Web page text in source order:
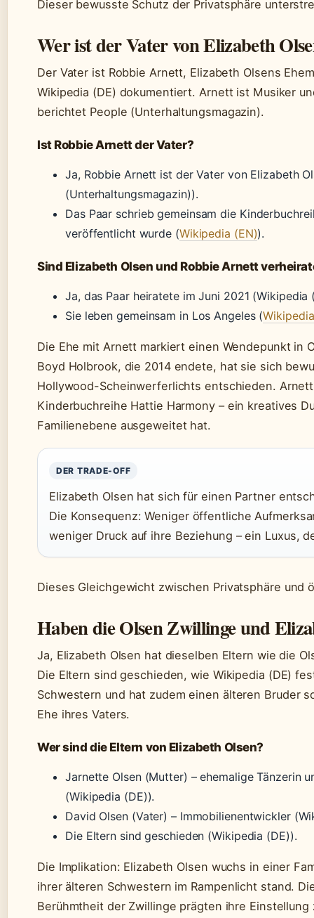
Dieser bewusste Schutz der Privatsphäre
Wer ist der Vater von Elizabeth
Der Vater ist Robbie Arnett, Elizabeth Olsens
Wikipedia (DE) dokumentiert. Arnett ist Musiker
berichtet People (Unterhaltungsmagazin).
Ist Robbie Arnett der Vater?
Ja, Robbie Arnett ist der Vater von Elizabeth
(Unterhaltungsmagazin)).
Das Paar schrieb gemeinsam die
veröffentlicht wurde (Wikipedia (EN)).
Sind Elizabeth Olsen und Robbie Arnett
Ja, das Paar heiratete im Juni 2021 (Wikipedia
Sie leben gemeinsam in Los Angeles (
Die Ehe mit Arnett markiert einen Wendepunkt in
Boyd Holbrook, die 2014 endete, hat sie sich
Hollywood-Scheinwerferlichts entschieden.
Kinderbuchreihe Hattie Harmony – ein kreatives
Familienebene ausgeweitet hat.
DER TRADE-OFF
Elizabeth Olsen hat sich für einen Partner
Die Konsequenz: Weniger öffentliche
weniger Druck auf ihre Beziehung – ein Luxus,
Dieses Gleichgewicht zwischen Privatsphäre
Haben die Olsen Zwillinge und
Ja, Elizabeth Olsen hat dieselben Eltern wie die
Die Eltern sind geschieden, wie Wikipedia (DE)
Schwestern und hat zudem einen älteren Bruder
Ehe ihres Vaters.
Wer sind die Eltern von Elizabeth Olsen?
Jarnette Olsen (Mutter) – ehemalige Tänzerin
(Wikipedia (DE)).
David Olsen (Vater) – Immobilienentwickler
Die Eltern sind geschieden (Wikipedia (DE)).
Die Implikation: Elizabeth Olsen wuchs in einer
ihrer älteren Schwestern im Rampenlicht stand.
Berühmtheit der Zwillinge prägten ihre